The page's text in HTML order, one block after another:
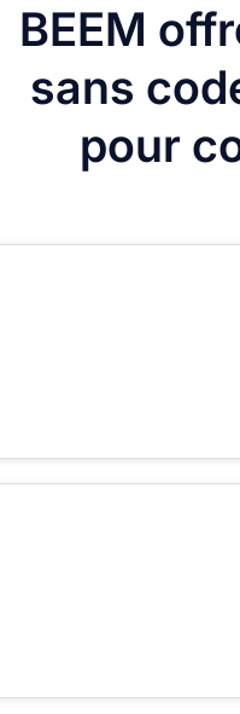
BEEM
sans
pour